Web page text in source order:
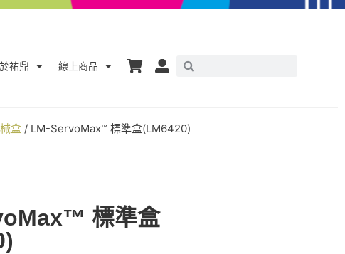
祐鼎 線上商品
盒 / LM-ServoMax™ 標準盒(LM6420)
標準盒